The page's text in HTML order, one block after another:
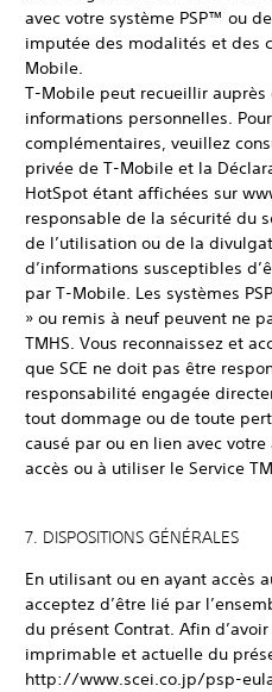
avec votre système PSP™ ou
imputée des modalités et des
Mobile.
T-Mobile peut recueillir auprès
informations personnelles.
complémentaires, veuillez
privée de T-Mobile et la
HotSpot étant affichées sur
responsable de la sécurité du
de l’utilisation ou de la
d’informations susceptibles
par T-Mobile. Les systèmes
» ou remis à neuf peuvent ne
TMHS. Vous reconnaissez et
que SCE ne doit pas être
responsabilité engagée
tout dommage ou de toute
causé par ou en lien avec
accès ou à utiliser le Service
7. DISPOSITIONS GÉNÉRALES
En utilisant ou en ayant accès
acceptez d’être lié par
du présent Contrat. Afin
imprimable et actuelle du
http://www.scei.co.jp/psp-